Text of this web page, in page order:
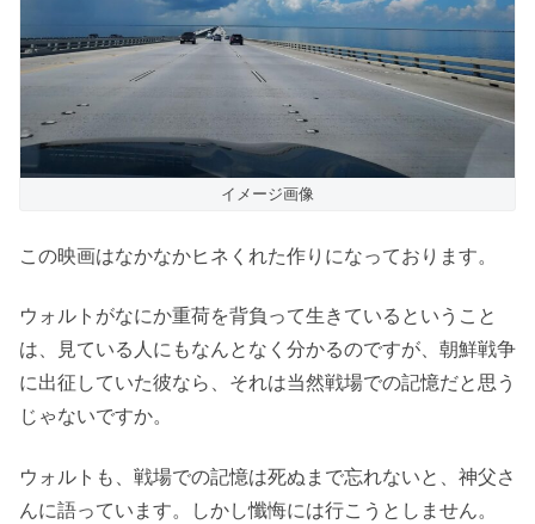
イメージ画像
この映画はなかなかヒネくれた作りになっております。
ウォルトがなにか重荷を背負って生きているということ
は、見ている人にもなんとなく分かるのですが、朝鮮戦争
に出征していた彼なら、それは当然戦場での記憶だと思う
じゃないですか。
ウォルトも、戦場での記憶は死ぬまで忘れないと、神父さ
んに語っています。しかし懺悔には行こうとしません。